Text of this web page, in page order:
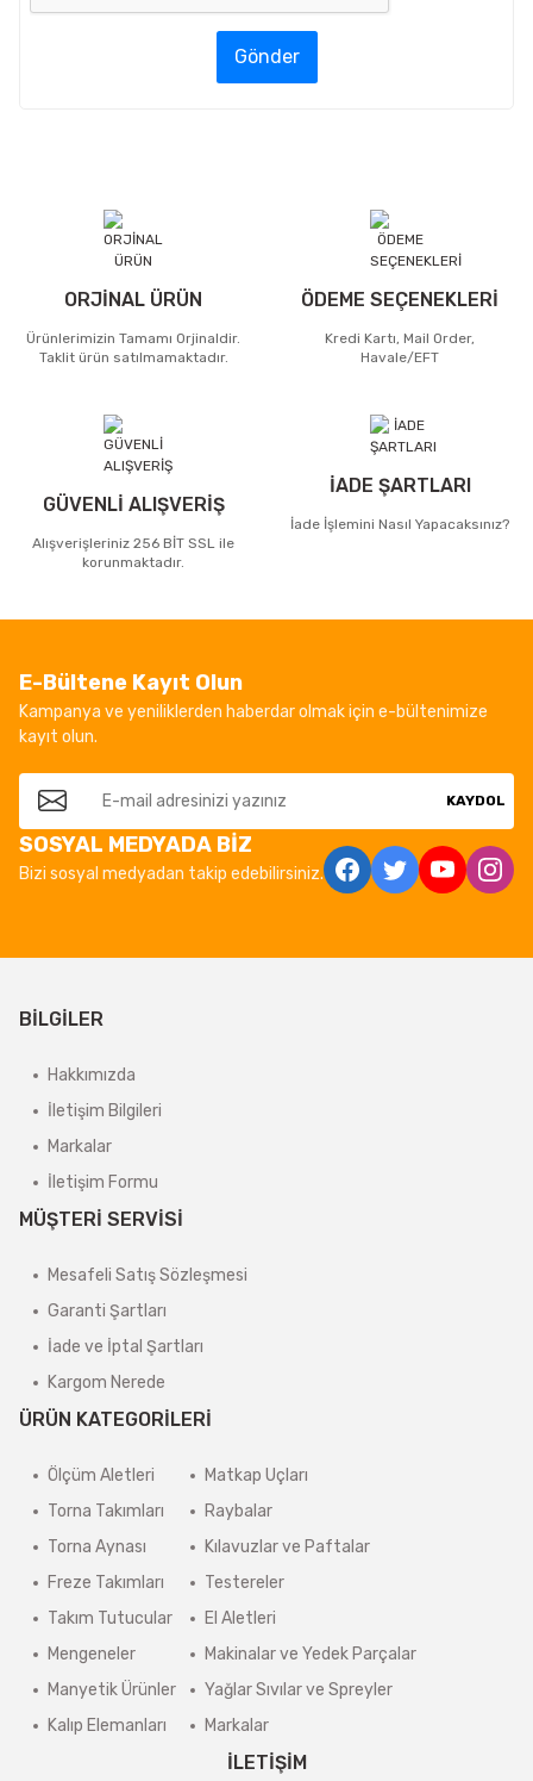
Gönder
ORJİNAL ÜRÜN
Ürünlerimizin Tamamı Orjinaldir.
Taklit ürün satılmamaktadır.
ÖDEME SEÇENEKLERİ
Kredi Kartı, Mail Order,
Havale/EFT
GÜVENLİ ALIŞVERİŞ
Alışverişleriniz 256 BİT SSL ile
korunmaktadır.
İADE ŞARTLARI
İade İşlemini Nasıl Yapacaksınız?
E-Bültene Kayıt Olun
Kampanya ve yeniliklerden haberdar olmak için e-bültenimize
kayıt olun.
KAYDOL
SOSYAL MEDYADA BİZ
Bizi sosyal medyadan takip edebilirsiniz.
BİLGİLER
Hakkımızda
İletişim Bilgileri
Markalar
İletişim Formu
MÜŞTERİ SERVİSİ
Mesafeli Satış Sözleşmesi
Garanti Şartları
İade ve İptal Şartları
Kargom Nerede
ÜRÜN KATEGORİLERİ
Ölçüm Aletleri
Torna Takımları
Torna Aynası
Freze Takımları
Takım Tutucular
Mengeneler
Manyetik Ürünler
Kalıp Elemanları
Matkap Uçları
Raybalar
Kılavuzlar ve Paftalar
Testereler
El Aletleri
Makinalar ve Yedek Parçalar
Yağlar Sıvılar ve Spreyler
Markalar
İLETİŞİM